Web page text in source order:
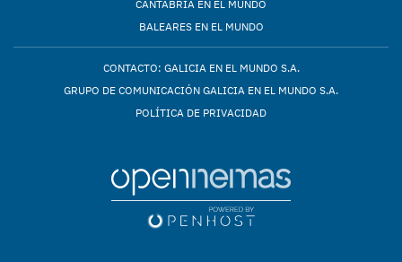
CANTABRIA EN EL MUNDO
BALEARES EN EL MUNDO
CONTACTO: GALICIA EN EL MUNDO S.A.
GRUPO DE COMUNICACIÓN GALICIA EN EL MUNDO S.A.
POLÍTICA DE PRIVACIDAD